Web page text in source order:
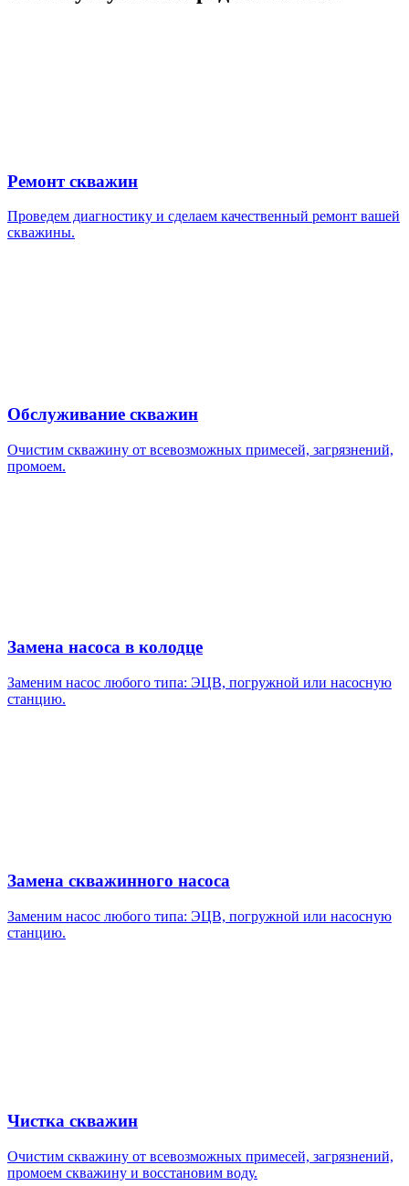
Ремонт скважин
Проведем диагностику и сделаем качественный ремонт вашей
скважины.
Обслуживание скважин
Очистим скважину от всевозможных примесей, загрязнений,
промоем.
Замена насоса в колодце
Заменим насос любого типа: ЭЦВ, погружной или насосную
станцию.
Замена скважинного насоса
Заменим насос любого типа: ЭЦВ, погружной или насосную
станцию.
Чистка скважин
Очистим скважину от всевозможных примесей, загрязнений,
промоем скважину и восстановим воду.